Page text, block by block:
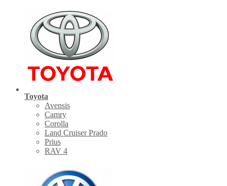
Toyota
Avensis
Camry
Corolla
Land Cruiser Prado
Prius
RAV 4